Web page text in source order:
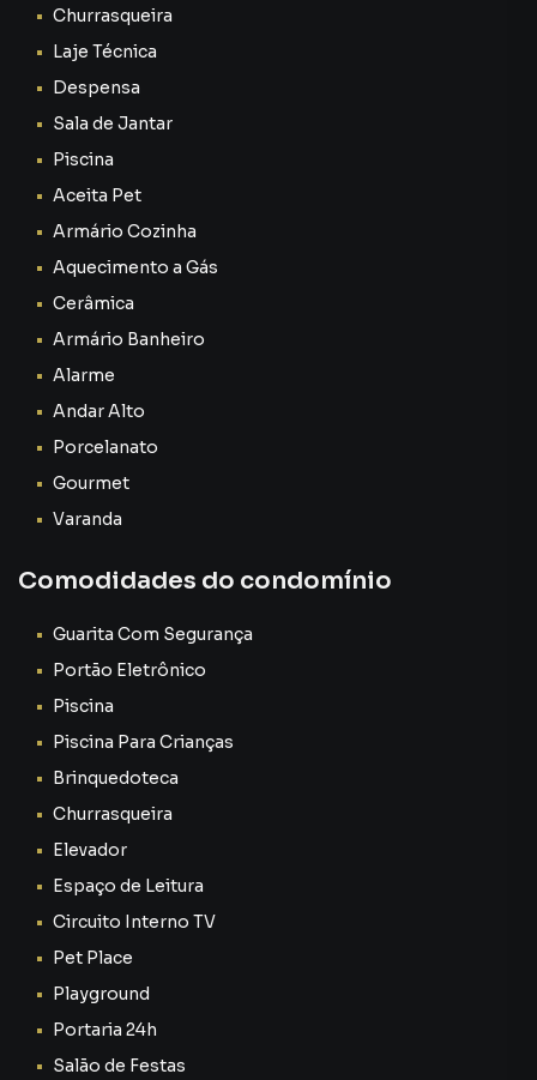
Churrasqueira
Laje Técnica
Despensa
Sala de Jantar
Piscina
Aceita Pet
Armário Cozinha
Aquecimento a Gás
Cerâmica
Armário Banheiro
Alarme
Andar Alto
Porcelanato
Gourmet
Varanda
Comodidades do condomínio
Guarita Com Segurança
Portão Eletrônico
Piscina
Piscina Para Crianças
Brinquedoteca
Churrasqueira
Elevador
Espaço de Leitura
Circuito Interno TV
Pet Place
Playground
Portaria 24h
Salão de Festas